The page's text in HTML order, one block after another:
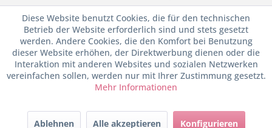
Diese Website benutzt Cookies, die für den technischen
Betrieb der Website erforderlich sind und stets gesetzt
werden. Andere Cookies, die den Komfort bei Benutzung
dieser Website erhöhen, der Direktwerbung dienen oder die
Interaktion mit anderen Websites und sozialen Netzwerken
vereinfachen sollen, werden nur mit Ihrer Zustimmung gesetzt.
Mehr Informationen
Ablehnen Alle akzeptieren Konfigurieren
SEHR GUT (4.98 / 5)
aus199Bewertungen bei: shopvote.de ⓘ